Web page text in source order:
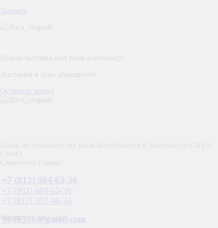
Закрыть
Нужна бытовка или блок-контейнер?
Доставим в день обращения!
Оставить заявку
+7 (812) 984-63-36
+7 (962) 684-63-36
+7 (812) 372-66-34
9846336@gmail.com
Напишите нам здесь